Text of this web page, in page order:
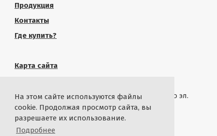
На этом сайте используются файлы
cookie. Продолжая просмотр сайта, вы
разрешаете их использование.
Подробнее
Продукция
Контакты
Где купить?
Карта сайта
Связаться с администрацией сайта можно по эл.
почте rustropy.ru@ya.ru
СТАТИСТИКА